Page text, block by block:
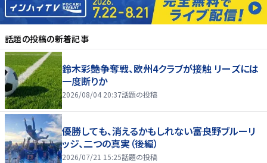
話題の投稿の新着記事
鈴木彩艶争奪戦、欧州4クラブが接触 リーズには
一度断りか
2026/08/04 20:37話題の投稿
優勝しても、消えるかもしれない――富良野ブルーリ
ッジ、二つの真実（後編）
2026/07/21 15:25話題の投稿